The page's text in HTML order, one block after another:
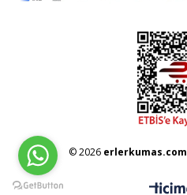
© 2026 erlerkumas.com